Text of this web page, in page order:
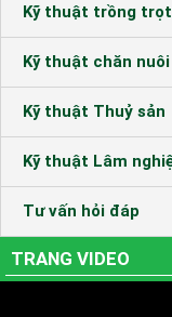
Kỹ thuật trồng trọt
Kỹ thuật chăn nuôi
Kỹ thuật Thuỷ sản
Kỹ thuật Lâm
Tư vấn hỏi đáp
TRANG VIDEO